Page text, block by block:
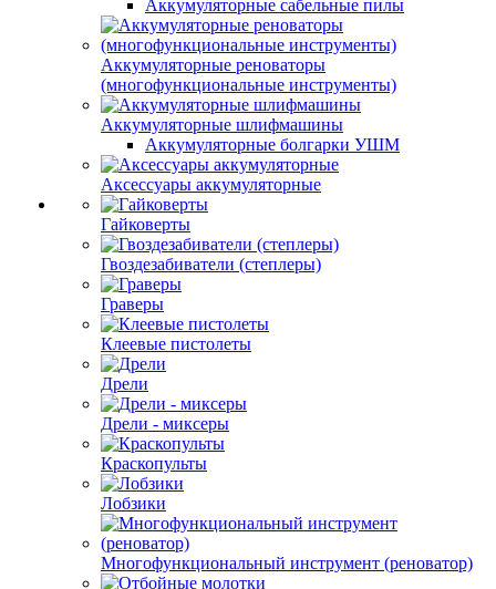
Аккумуляторные сабельные пилы
Аккумуляторные реноваторы
(многофункциональные инструменты)
Аккумуляторные шлифмашины
Аккумуляторные болгарки УШМ
Аксессуары аккумуляторные
Гайковерты
Гвоздезабиватели (степлеры)
Граверы
Клеевые пистолеты
Дрели
Дрели - миксеры
Краскопульты
Лобзики
Многофункциональный инструмент (реноватор)